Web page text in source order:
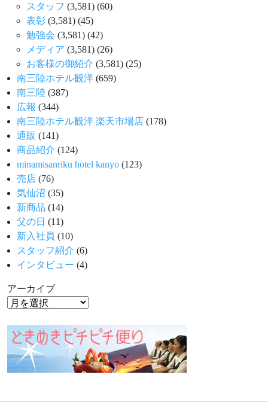
スタッフ (3,581) (60)
表彰 (3,581) (45)
勉強会 (3,581) (42)
メディア (3,581) (26)
お客様の御紹介 (3,581) (25)
南三陸ホテル観洋 (659)
南三陸 (387)
広報 (344)
南三陸ホテル観洋 楽天市場店 (178)
通販 (141)
商品紹介 (124)
minamisanriku hotel kanyo (123)
売店 (76)
気仙沼 (35)
新商品 (14)
父の日 (11)
新入社員 (10)
スタッフ紹介 (6)
インタビュー (4)
アーカイブ